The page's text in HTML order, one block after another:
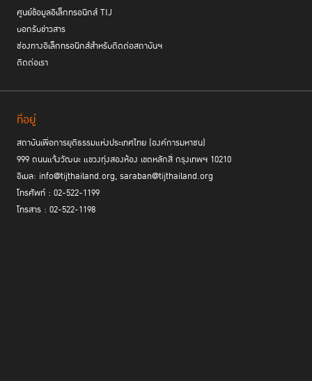
ศูนย์ข้อมูลอิเล็กทรอนิกส์ TIJ
บอกรับข่าวสาร
ช่องทางอิเล็กทรอนิกส์สำหรับติดต่อสถาบันฯ
ติดต่อเรา
ที่อยู่
สถาบันเพื่อการยุติธรรมแห่งประเทศไทย (องค์การมหาชน)
999 ถนนแจ้งวัฒนะ แขวงทุ่งสองห้อง เขตหลักสี่ กรุงเทพฯ 10210
อีเมล: info@tijthailand.org, saraban@tijthailand.org
โทรศัพท์ : 02-522-1199
โทรสาร : 02-522-1198